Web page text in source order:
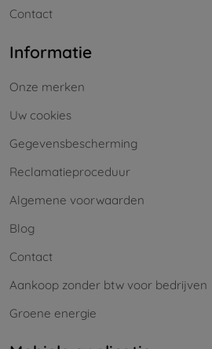
Contact
Informatie
Onze merken
Uw cookies
Gegevensbescherming
Reclamatieproceduur
Algemene voorwaarden
Blog
Contact
Aankoop zonder btw voor bedrijven
Groene energie